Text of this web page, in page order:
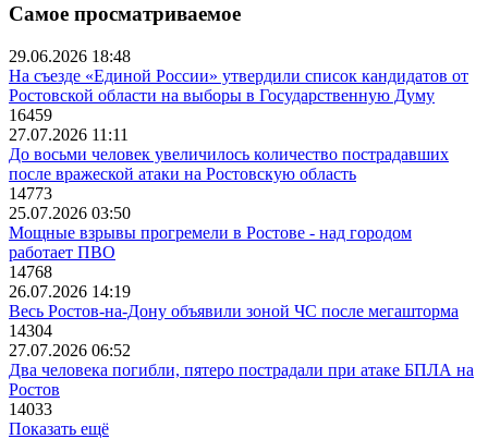
Самое просматриваемое
29.06.2026 18:48
На съезде «Единой России» утвердили список кандидатов от
Ростовской области на выборы в Государственную Думу
16459
27.07.2026 11:11
До восьми человек увеличилось количество пострадавших
после вражеской атаки на Ростовскую область
14773
25.07.2026 03:50
Мощные взрывы прогремели в Ростове - над городом
работает ПВО
14768
26.07.2026 14:19
Весь Ростов-на-Дону объявили зоной ЧС после мегашторма
14304
27.07.2026 06:52
Два человека погибли, пятеро пострадали при атаке БПЛА на
Ростов
14033
Показать ещё